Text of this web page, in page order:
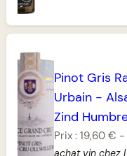
Pinot Gris
Urbain -
Zind
Prix :19,60 €
achat vin chez